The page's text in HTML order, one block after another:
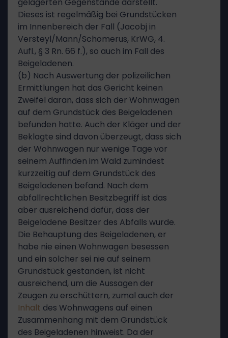
Dieses ist regelmäßig bei Grundstücken
im Innenbereich der Fall (Jacobj in
Versteyl/Mann/Schomerus, KrWG, 4.
Aufl., § 3 Rn. 66 f.), so auch im Fall des
Beigeladenen.
(b) Nach Auswertung der polizeilichen
Ermittlungen hat das Gericht keinen
Zweifel daran, dass sich der Wohnwagen
auf dem Grundstück des Beigeladenen
befunden hatte. Auch der Kläger und der
Beklagte sind davon überzeugt, dass sich
der Wohnwagen nur wenige Tage vor
seinem Auffinden im Wald zumindest
kurzzeitig auf dem Grundstück des
Beigeladenen befand. Nach dem
abfallrechtlichen Besitzbegriff ist das
aber ausreichend dafür, dass der
Beigeladene Besitzer des Abfalls wurde.
Die Behauptung des Beigeladenen, er
habe nie einen Wohnwagen besessen
und ein solcher sei nie auf seinem
Grundstück gestanden, ist nicht
ausreichend, um die Aussagen der
Zeugen zu erschüttern, zumal auch der
Inhalt des Wohnwagens auf einen
Zusammenhang mit dem Grundstück
des Beigeladenen hinweist. Da der